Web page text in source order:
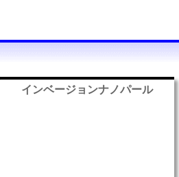
インベージョンナノパール